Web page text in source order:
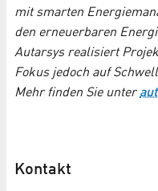
mit smarten
den erneuerbaren
Autarsys realisiert
Fokus jedoch auf
Mehr finden Sie unter
Kontakt